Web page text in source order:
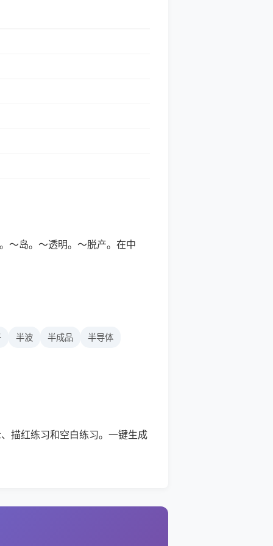
～岛。～透明。～脱产。在中
半波 半成品 半导体
描红练习和空白练习。一键生成